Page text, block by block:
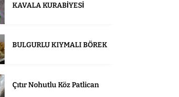
KAVALA KURABİYESİ
BULGURLU KIYMALI BÖREK
Çıtır Nohutlu Köz Patlican